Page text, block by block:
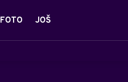
FOTO JOŠ